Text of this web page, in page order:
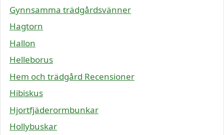
Gynnsamma trädgårdsvänner
Hagtorn
Hallon
Helleborus
Hem och trädgård Recensioner
Hibiskus
Hjortfjäderormbunkar
Hollybuskar